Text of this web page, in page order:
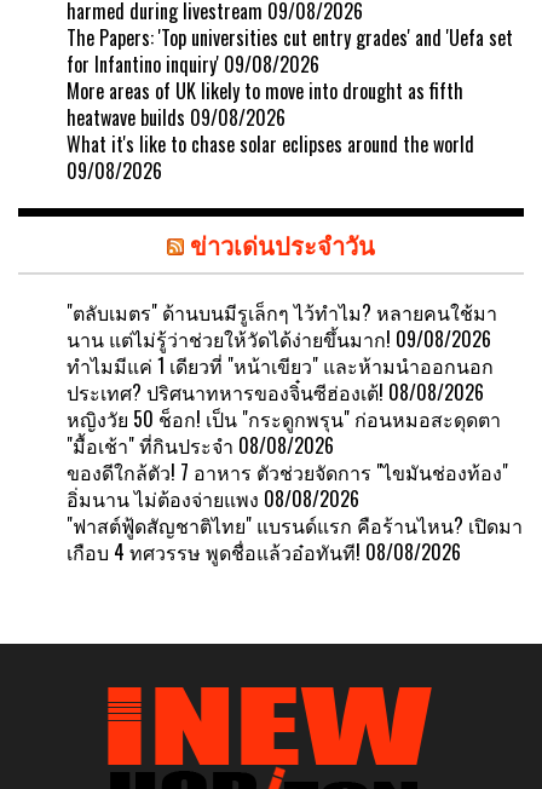
harmed during livestream 09/08/2026
The Papers: 'Top universities cut entry grades' and 'Uefa set
for Infantino inquiry' 09/08/2026
More areas of UK likely to move into drought as fifth
heatwave builds 09/08/2026
What it's like to chase solar eclipses around the world
09/08/2026
ข่าวเด่นประจำวัน
"ตลับเมตร" ด้านบนมีรูเล็กๆ ไว้ทำไม? หลายคนใช้มา
นาน แต่ไม่รู้ว่าช่วยให้วัดได้ง่ายขึ้นมาก! 09/08/2026
ทำไมมีแค่ 1 เดียวที่ "หน้าเขียว" และห้ามนำออกนอก
ประเทศ? ปริศนาทหารของจิ๋นซีฮ่องเต้! 08/08/2026
หญิงวัย 50 ช็อก! เป็น "กระดูกพรุน" ก่อนหมอสะดุดตา
"มื้อเช้า" ที่กินประจำ 08/08/2026
ของดีใกล้ตัว! 7 อาหาร ตัวช่วยจัดการ "ไขมันช่องท้อง"
อิ่มนาน ไม่ต้องจ่ายแพง 08/08/2026
"ฟาสต์ฟู้ดสัญชาติไทย" แบรนด์แรก คือร้านไหน? เปิดมา
เกือบ 4 ทศวรรษ พูดชื่อแล้วอ๋อทันที! 08/08/2026